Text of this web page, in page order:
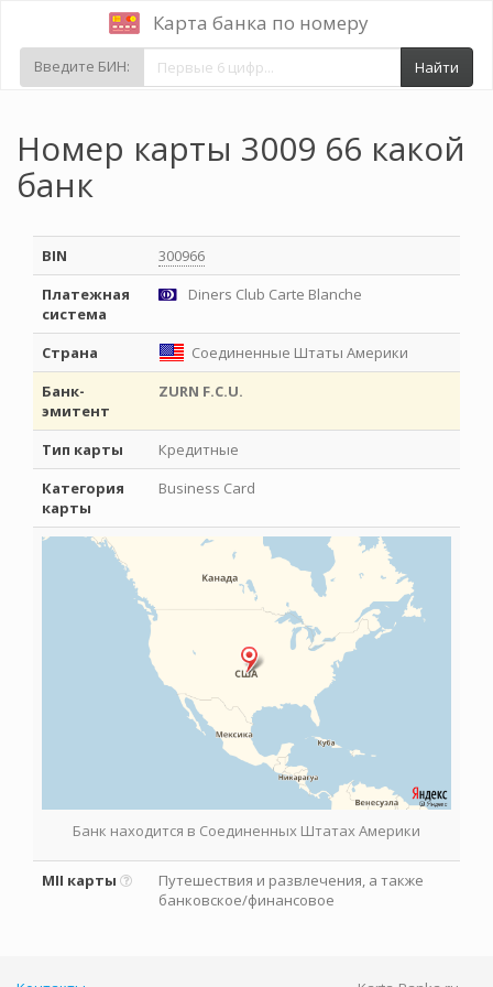
Карта банка по номеру
Введите БИН: Найти
Номер карты 3009 66 какой
банк
BIN
300966
Платежная
система
Diners Club Carte Blanche
Страна
Соединенные Штаты Америки
Банк-
эмитент
ZURN F.C.U.
Тип карты
Кредитные
Категория
карты
Business Card
Банк находится в Соединенных Штатах Америки
MII карты
Путешествия и развлечения, а также
банковское/финансовое